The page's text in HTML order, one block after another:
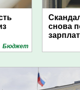
Бюджет
снова